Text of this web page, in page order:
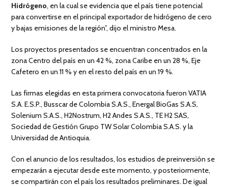
Hidrógeno, en la cual se evidencia que el país tiene potencial
para convertirse en el principal exportador de hidrógeno de cero
y bajas emisiones de la región”, dijo el ministro Mesa.
Los proyectos presentados se encuentran concentrados en la
zona Centro del país en un 42 %, zona Caribe en un 28 %, Eje
Cafetero en un 11 % y en el resto del país en un 19 %.
Las firmas elegidas en esta primera convocatoria fueron VATIA
S.A. E.S.P., Busscar de Colombia S.A.S., Energal BioGas S.A.S,
Solenium S.A.S., H2Nostrum, H2 Andes S.A.S., TE H2 SAS,
Sociedad de Gestión Grupo TW Solar Colombia S.A.S. y la
Universidad de Antioquia.
Con el anuncio de los resultados, los estudios de preinversión se
empezarán a ejecutar desde este momento, y posteriormente,
se compartirán con el país los resultados preliminares. De igual